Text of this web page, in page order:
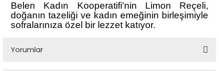
Belen Kadın Kooperatifi'nin Limon Reçeli,
doğanın tazeliği ve kadın emeğinin birleşimiyle
sofralarınıza özel bir lezzet katıyor.
Yorumlar